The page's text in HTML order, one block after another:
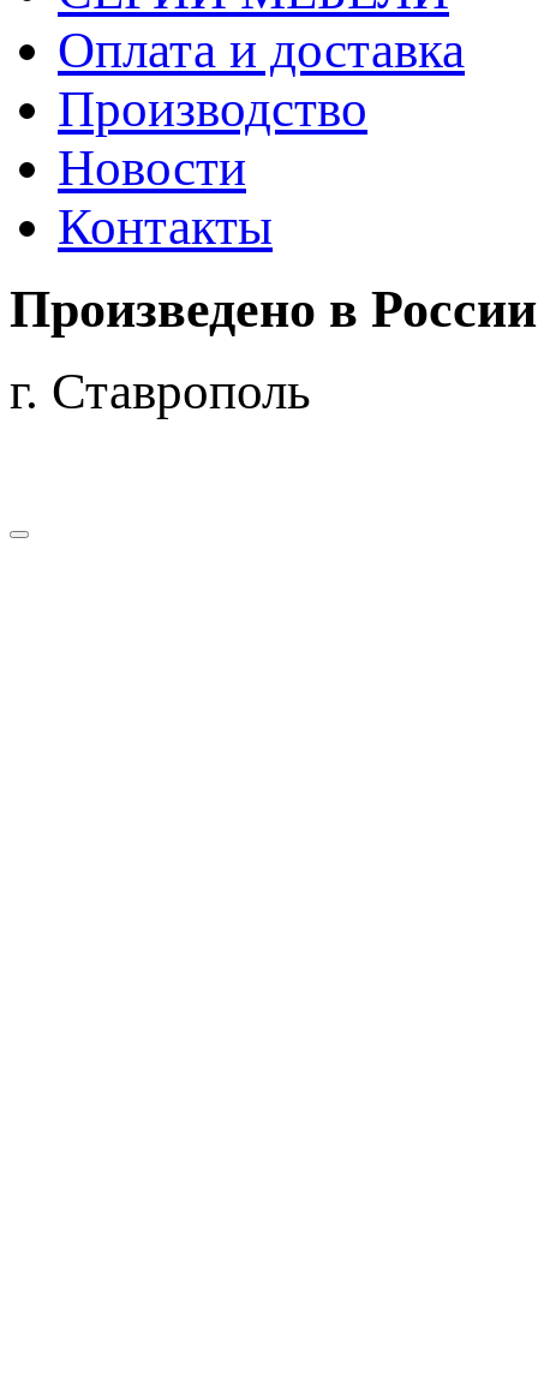
Оплата и доставка
Производство
Новости
Контакты
Произведено в России
г. Ставрополь